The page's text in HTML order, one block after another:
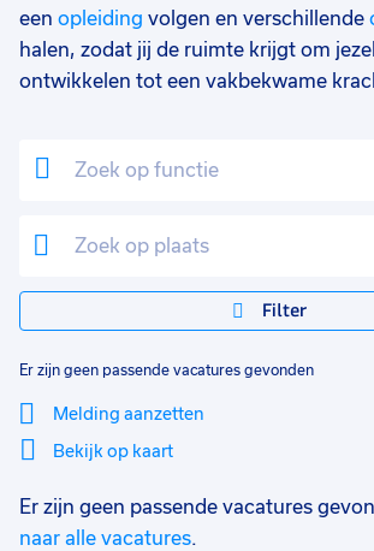
een opleiding volgen en verschillende
halen, zodat jij de ruimte krijgt om
ontwikkelen tot een vakbekwame
Filter
Er zijn geen passende vacatures gevonden
Melding aanzetten
Bekijk op kaart
Sluiten
Er zijn geen passende vacatures
naar alle vacatures.